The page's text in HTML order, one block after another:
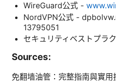
WireGuard公式 -
NordVPN公式 -
13795051
セキュリティベストプラ
Sources:
免翻墙油管：完整指南與實